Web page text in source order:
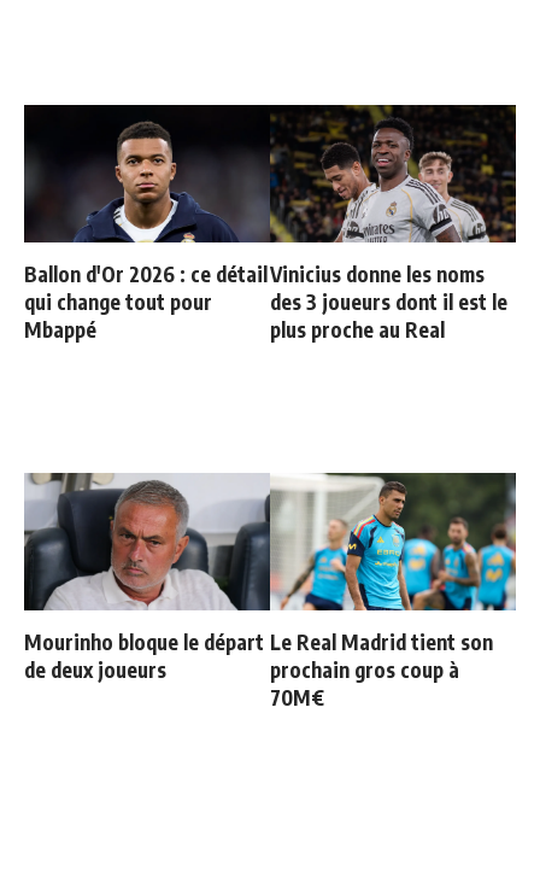
Ballon d'Or 2026 : ce détail
qui change tout pour
Mbappé
Vinicius donne les noms
des 3 joueurs dont il est le
plus proche au Real
Mourinho bloque le départ
de deux joueurs
Le Real Madrid tient son
prochain gros coup à
70M€